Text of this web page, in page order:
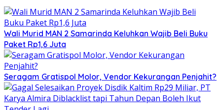
Wali Murid MAN 2 Samarinda Keluhkan Wajib Beli Buku
Paket Rp1,6 Juta
Seragam Gratispol Molor, Vendor Kekurangan Penjahit?